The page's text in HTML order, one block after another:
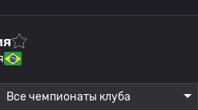
Все чемпионаты клуба